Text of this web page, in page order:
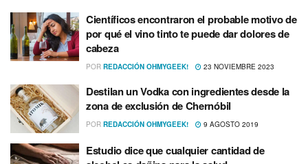
Científicos encontraron el probable motivo de
por qué el vino tinto te puede dar dolores de
cabeza
POR REDACCIÓN OHMYGEEK! 23 NOVIEMBRE 2023
Destilan un Vodka con ingredientes desde la
zona de exclusión de Chernóbil
POR REDACCIÓN OHMYGEEK! 9 AGOSTO 2019
Estudio dice que cualquier cantidad de